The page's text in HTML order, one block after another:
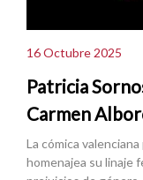
16 Octubre 2025
Patricia
Carmen
La cómica
homenajea su linaje